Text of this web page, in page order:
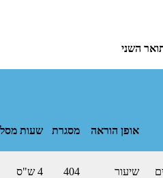
השני
אופן הוראה מסגרת שעות
שיעור 404 4 ש"ס